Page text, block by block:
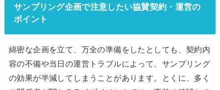
サンプリング企画で注意したい協賛契約・運営の
ポイント
綿密な企画を立て、万全の準備をしたとしても、契約内
容の不備や当日の運営トラブルによって、サンプリング
の効果が半減してしまうことがあります。とくに、多く